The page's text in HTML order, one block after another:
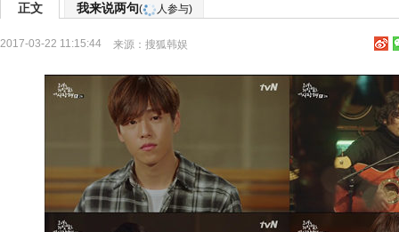
正文 我来说两句( 人参与)
2017-03-22 11:15:44 来源： 搜狐韩娱